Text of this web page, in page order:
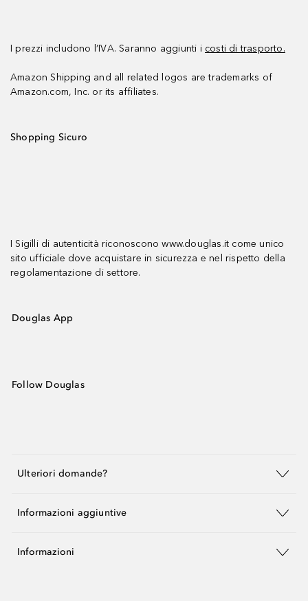
I prezzi includono l’IVA. Saranno aggiunti i costi di trasporto.
Amazon Shipping and all related logos are trademarks of
Amazon.com, Inc. or its affiliates.
Shopping Sicuro
I Sigilli di autenticità riconoscono www.douglas.it come unico
sito ufficiale dove acquistare in sicurezza e nel rispetto della
regolamentazione di settore.
Douglas App
Follow Douglas
Ulteriori domande?
Informazioni aggiuntive
Informazioni